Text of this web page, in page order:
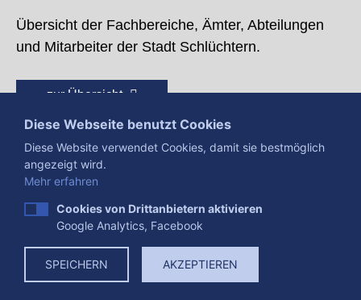
Übersicht der Fachbereiche, Ämter, Abteilungen
und Mitarbeiter der Stadt Schlüchtern.
zur Übersicht
Presse Impressum
Datenschutzerklärung
Datenverarbeitung
Cookies
Diese Webseite benutzt Cookies
Diese Website verwendet Cookies, damit sie bestmöglich
angezeigt wird.
Mehr erfahren
Cookies von Drittanbietern aktivieren
Google Analytics, Facebook
SPEICHERN AKZEPTIEREN